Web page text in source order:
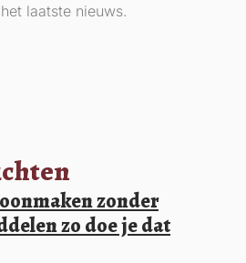
laatste nieuws.
zonder
zo doe je dat